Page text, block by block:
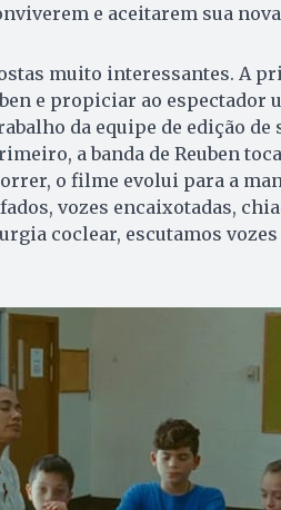
e aceitarem sua
muito interessantes. A
e propiciar ao espectador
da equipe de edição
a banda de Reuben
o filme evolui para a
vozes encaixotadas,
coclear, escutamos